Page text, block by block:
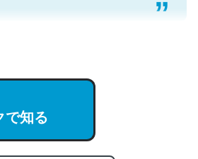
ので貴重な良記事。/続編来た
entry/2023/03/27
いての考察（１） - conceptualization
で知る